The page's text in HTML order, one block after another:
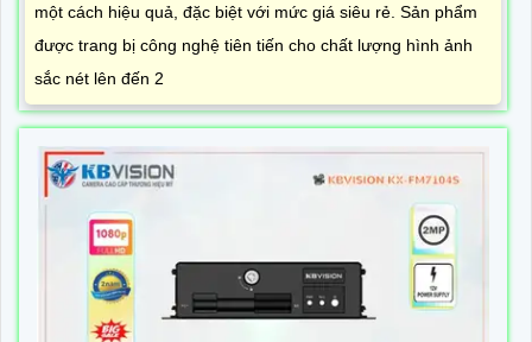
một cách hiệu quả, đặc biệt với mức giá siêu rẻ. Sản phẩm
được trang bị công nghệ tiên tiến cho chất lượng hình ảnh
sắc nét lên đến 2